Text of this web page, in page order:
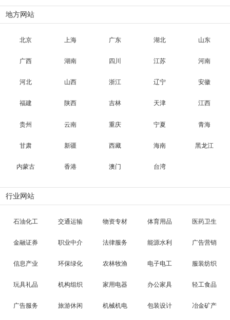
地方网站
北京 上海 广东 湖北 山东
广西 湖南 四川 江苏 河南
河北 山西 浙江 辽宁 安徽
福建 陕西 吉林 天津 江西
贵州 云南 重庆 宁夏 青海
甘肃 新疆 西藏 海南 黑龙江
内蒙古 香港 澳门 台湾
行业网站
石油化工 交通运输 物资专材 体育用品 医药卫生
金融证券 职业中介 法律服务 能源水利 广告营销
信息产业 环保绿化 农林牧渔 电子电工 服装纺织
玩具礼品 机构组织 家用电器 办公家具 轻工食品
广告服务 旅游休闲 机械机电 包装设计 冶金矿产